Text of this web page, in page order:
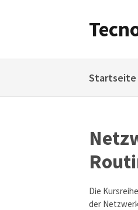
Startseite
Die
der